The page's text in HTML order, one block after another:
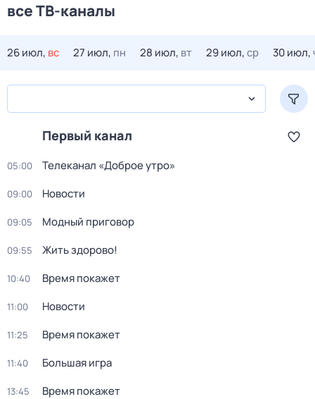
все ТВ-каналы
26 июл, вс 27 июл, пн 28 июл, вт 29 июл,ср 30 июл,
Первый канал
05:00 Телеканал «Доброе утро»
09:00 Новости
09:05 Модный приговор
09:55 Жить здорово!
10:40 Время покажет
11:00 Новости
11:25 Время покажет
11:40 Большая игра
13:45 Время покажет